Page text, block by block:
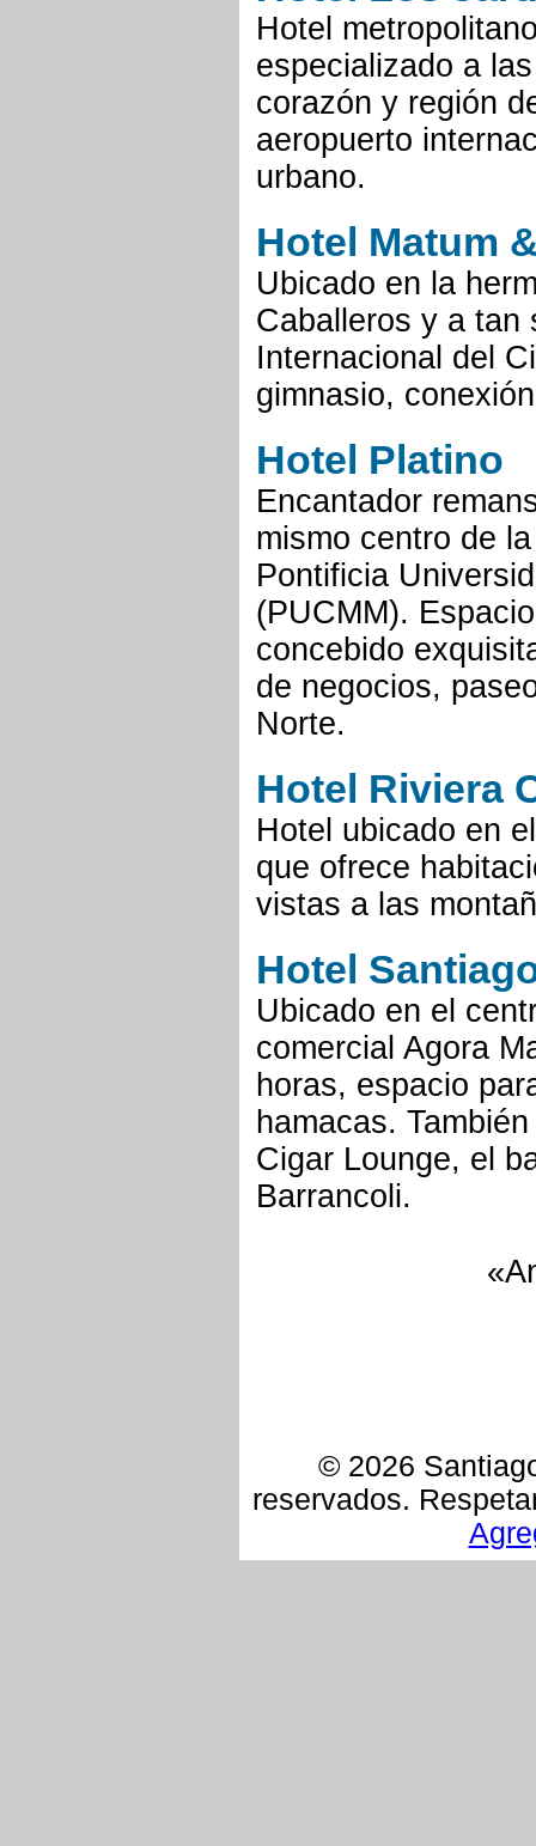
Hotel
especializado a
corazón y región
aeropuerto
urbano.
Hotel Matum
Ubicado en la
Caballeros y a tan
Internacional del
gimnasio,
Hotel Platino
Encantador
mismo centro de
Pontificia
(PUCMM).
concebido
de negocios,
Norte.
Hotel Riviera
Hotel ubicado en
que ofrece
vistas a las
Hotel
Ubicado en el
comercial Agora
horas, espacio
hamacas.
Cigar Lounge, el
Barrancoli.
© 2026
reservados.